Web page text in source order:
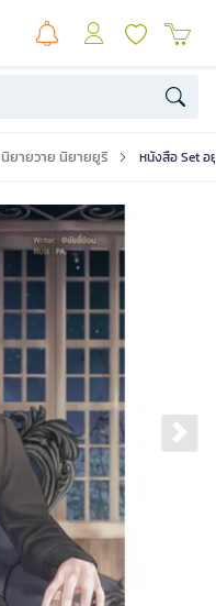
นิยายวาย นิยายยูริ หนังสือ Set อ